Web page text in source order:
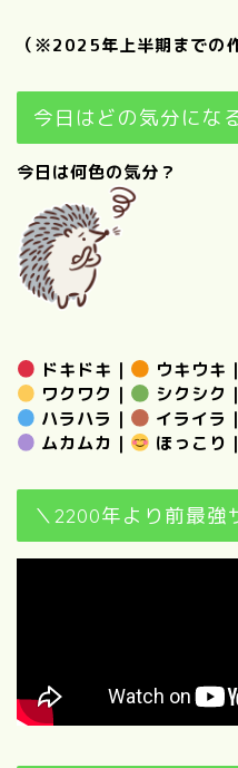
（※2025年上半期までの
今日はどの気分にな
今日は何色の気分？
ドキドキ ｜ ウキウキ ｜
ワクワク ｜ シクシク ｜
ハラハラ ｜ イライラ ｜
ムカムカ ｜ ほっこり ｜
＼2200年より前最強